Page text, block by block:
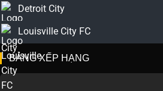
Detroit City
Louisville City FC
BẢNG XẾP HẠNG